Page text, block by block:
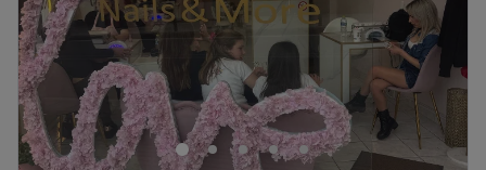
Κυριακή
Κλειστό
Go to venue